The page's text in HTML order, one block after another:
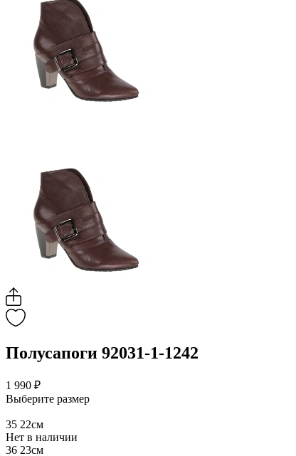
Полусапоги 92031-1-1242
1 990 ₽
Выберите размер
35 22см
Нет в наличии
36 23см